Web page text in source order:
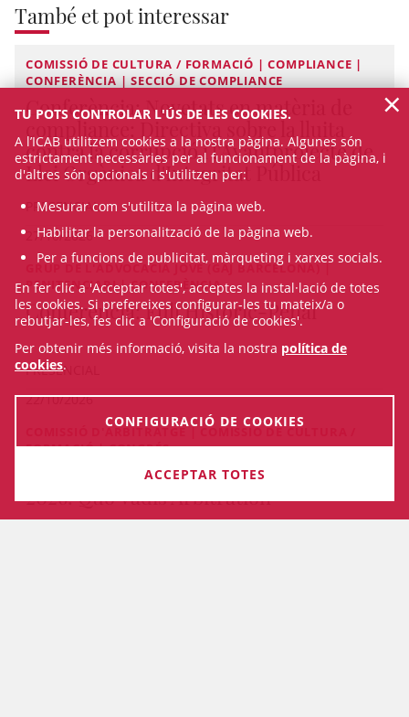
També et pot interessar
COMISSIÓ DE CULTURA / FORMACIÓ | COMPLIANCE |
CONFERÈNCIA | SECCIÓ DE COMPLIANCE
Conferència: Novetats en matèria de
contra la corrupció i l'Avantprojecte de
Llei Orgànica d'Integritat Pública
PRESENCIAL
27/10/2026
GRUP DE L'ADVOCACIA JOVE (GAJ BARCELONA) |
PENITENCIARI | CONFERÈNCIA
Conferència: Full Històric-Penal
PRESENCIAL
22/10/2026
COMISSIÓ D'ARBITRATGE | COMISSIÓ DE CULTURA /
FORMACIÓ | CONGRÉS
International Arbitration Congress
2026. Quo Vadis Arbitration
TU POTS CONTROLAR L'ÚS DE LES COOKIES.
A l’ICAB utilitzem cookies a la nostra pàgina. Algunes són
estrictament necessàries per al funcionament de la pàgina, i
d'altres són opcionals i s'utilitzen per:
Mesurar com s'utilitza la pàgina web.
Habilitar la personalització de la pàgina web.
Per a funcions de publicitat, màrqueting i xarxes socials.
En fer clic a 'Acceptar totes', acceptes la instal·lació de totes
les cookies. Si prefereixes configurar-les tu mateix/a o
rebutjar-les, fes clic a 'Configuració de cookies'.
Per obtenir més informació, visita la nostra política de
cookies.
CONFIGURACIÓ DE COOKIES
ACCEPTAR TOTES
×